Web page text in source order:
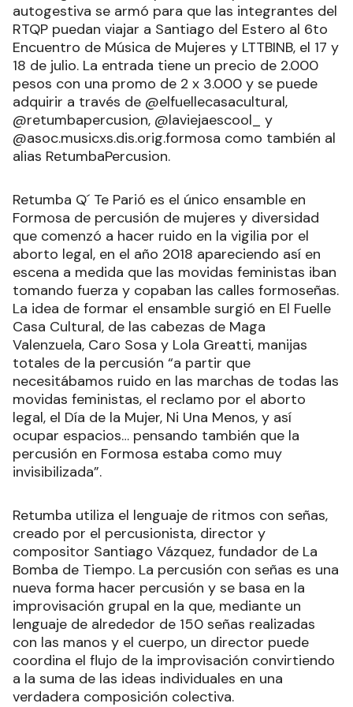
autogestiva se armó para que las integrantes del
RTQP puedan viajar a Santiago del Estero al 6to
Encuentro de Música de Mujeres y LTTBINB, el 17 y
18 de julio. La entrada tiene un precio de 2.000
pesos con una promo de 2 x 3.000 y se puede
adquirir a través de @elfuellecasacultural,
@retumbapercusion, @laviejaescool_ y
@asoc.musicxs.dis.orig.formosa como también al
alias RetumbaPercusion.
Retumba Q´ Te Parió es el único ensamble en
Formosa de percusión de mujeres y diversidad
que comenzó a hacer ruido en la vigilia por el
aborto legal, en el año 2018 apareciendo así en
escena a medida que las movidas feministas iban
tomando fuerza y copaban las calles formoseñas.
La idea de formar el ensamble surgió en El Fuelle
Casa Cultural, de las cabezas de Maga
Valenzuela, Caro Sosa y Lola Greatti, manijas
totales de la percusión “a partir que
necesitábamos ruido en las marchas de todas las
movidas feministas, el reclamo por el aborto
legal, el Día de la Mujer, Ni Una Menos, y así
ocupar espacios… pensando también que la
percusión en Formosa estaba como muy
invisibilizada”.
Retumba utiliza el lenguaje de ritmos con señas,
creado por el percusionista, director y
compositor Santiago Vázquez, fundador de La
Bomba de Tiempo. La percusión con señas es una
nueva forma hacer percusión y se basa en la
improvisación grupal en la que, mediante un
lenguaje de alrededor de 150 señas realizadas
con las manos y el cuerpo, un director puede
coordina el flujo de la improvisación convirtiendo
a la suma de las ideas individuales en una
verdadera composición colectiva.